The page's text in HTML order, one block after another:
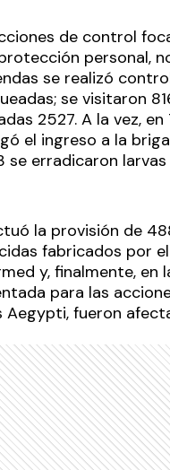
de control
personal,
se realizó
se visitaron
2527. A la vez, en
el ingreso a la
se erradicaron larvas
la provisión de
fabricados por el
y, finalmente, en
para las
Aegypti, fueron